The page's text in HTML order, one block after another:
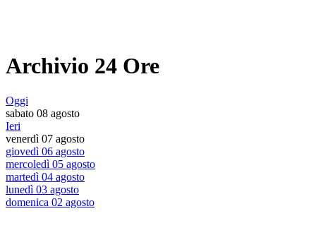
Archivio 24 Ore
Oggi
sabato 08 agosto
Ieri
venerdì 07 agosto
giovedì 06 agosto
mercoledì 05 agosto
martedì 04 agosto
lunedì 03 agosto
domenica 02 agosto